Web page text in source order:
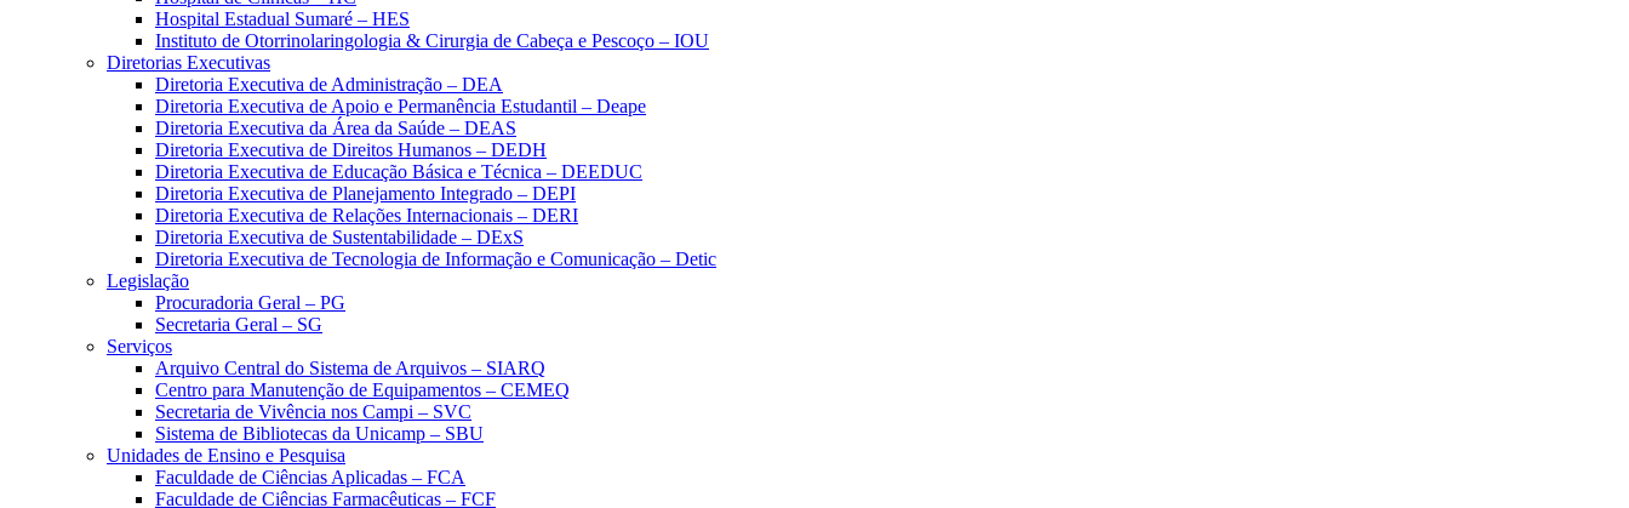
Hospital Estadual Sumaré – HES
Instituto de Otorrinolaringologia & Cirurgia de Cabeça e Pescoço – IOU
Diretorias Executivas
Diretoria Executiva de Administração – DEA
Diretoria Executiva de Apoio e Permanência Estudantil – Deape
Diretoria Executiva da Área da Saúde – DEAS
Diretoria Executiva de Direitos Humanos – DEDH
Diretoria Executiva de Educação Básica e Técnica – DEEDUC
Diretoria Executiva de Planejamento Integrado – DEPI
Diretoria Executiva de Relações Internacionais – DERI
Diretoria Executiva de Sustentabilidade – DExS
Diretoria Executiva de Tecnologia de Informação e Comunicação – Detic
Legislação
Procuradoria Geral – PG
Secretaria Geral – SG
Serviços
Arquivo Central do Sistema de Arquivos – SIARQ
Centro para Manutenção de Equipamentos – CEMEQ
Secretaria de Vivência nos Campi – SVC
Sistema de Bibliotecas da Unicamp – SBU
Unidades de Ensino e Pesquisa
Faculdade de Ciências Aplicadas – FCA
Faculdade de Ciências Farmacêuticas – FCF